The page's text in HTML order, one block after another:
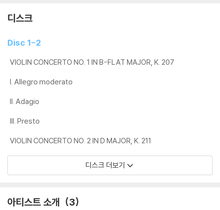
디스크
Disc 1-2
VIOLIN CONCERTO NO. 1 IN B-FLAT MAJOR, K. 207
I. Allegro moderato
II. Adagio
III. Presto
VIOLIN CONCERTO NO. 2 IN D MAJOR, K. 211
디스크 더보기
아티스트 소개 3